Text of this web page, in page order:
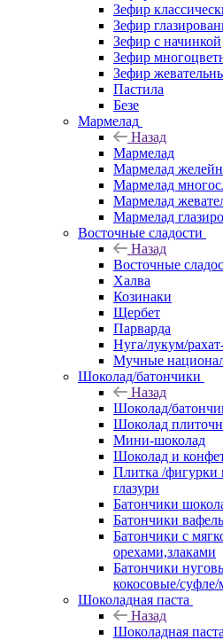
Зефир
Зефир
Зефир с начинкой
Зефир
Зефир
Пастила
Безе
Мармелад
Назад
Мармелад
Мармелад
Мармелад
Мармелад
Мармелад
Восточные сладости
Назад
Восточные
Халва
Козинаки
Щербет
Парварда
Нуга/лукум/
Мучные
Шоколад/батончики
Назад
Шоколад/
Шоколад
Мини-шоколад
Шоколад и
Плитка /фигурки
глазури
Батончики
Батончики
Батончики с
орехами,злаками
Батончики
кокосовые/
Шоколадная паста
Назад
Шоколадная паста